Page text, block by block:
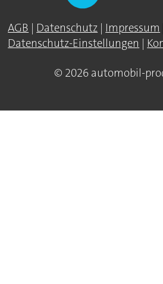
AGB | Datenschutz | Impressum
Datenschutz-Einstellungen |
© 2026 automobil-